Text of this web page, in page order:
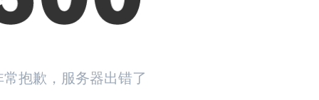
常抱歉，服务器出错了